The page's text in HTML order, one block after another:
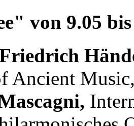
von 9.05
Ancient